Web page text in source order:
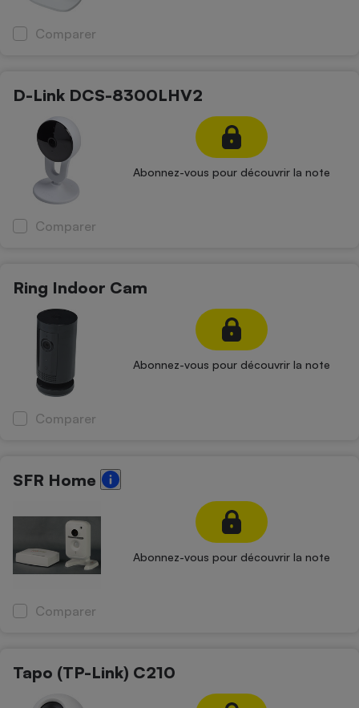
Comparer
D-Link DCS-8300LHV2
Abonnez-vous pour découvrir la note
Comparer
Ring Indoor Cam
Abonnez-vous pour découvrir la note
Comparer
SFR Home
Abonnez-vous pour découvrir la note
Comparer
Tapo (TP-Link) C210